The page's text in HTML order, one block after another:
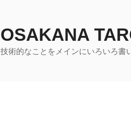
OSAKANA
技術的なことをメインにいろいろ書